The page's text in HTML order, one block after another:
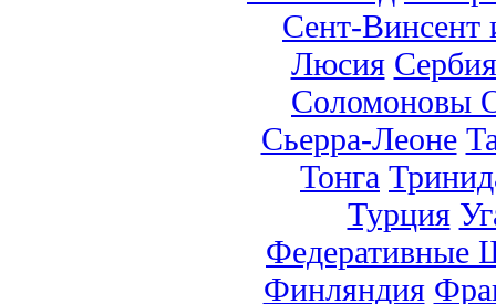
Сент-Винсент
Люсия Сербия
Соломоновы
Сьерра-Леоне
Тонга
Турция
Федеративные
Финляндия